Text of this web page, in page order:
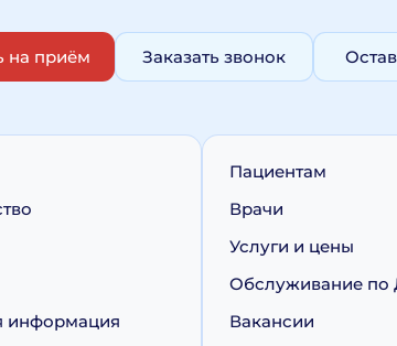
на приём Заказать звонок
информация
Пациентам
Врачи
Услуги и цены
Обслуживание
Вакансии